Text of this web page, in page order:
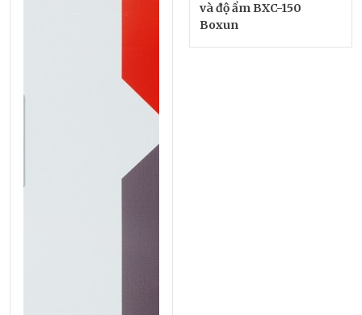
và độ ẩm BXC-150
Boxun